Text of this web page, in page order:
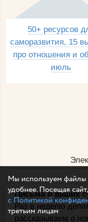
Письма о ваших
Раз в неделю
рассказываем о
50+ ресурсов
саморазвития, 15
про отношения и
июль
Мы используем файлы
удобнее. Посещая
с Политикой
третьим лицам